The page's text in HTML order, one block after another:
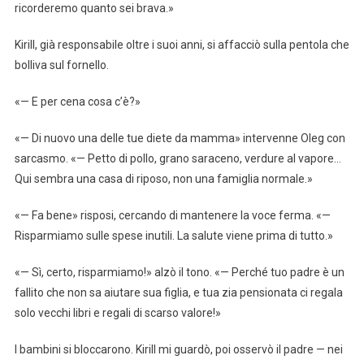
ricorderemo quanto sei brava.»
Kirill, già responsabile oltre i suoi anni, si affacciò sulla pentola che
bolliva sul fornello.
«— E per cena cosa c’è?»
«— Di nuovo una delle tue diete da mamma» intervenne Oleg con
sarcasmo. «— Petto di pollo, grano saraceno, verdure al vapore…
Qui sembra una casa di riposo, non una famiglia normale.»
«— Fa bene» risposi, cercando di mantenere la voce ferma. «—
Risparmiamo sulle spese inutili. La salute viene prima di tutto.»
«— Sì, certo, risparmiamo!» alzò il tono. «— Perché tuo padre è un
fallito che non sa aiutare sua figlia, e tua zia pensionata ci regala
solo vecchi libri e regali di scarso valore!»
I bambini si bloccarono. Kirill mi guardò, poi osservò il padre — nei